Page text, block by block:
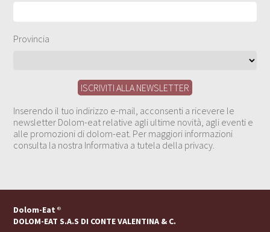
Provincia
Inserendo il tuo indirizzo e-mail, acconsenti a ricevere le
newsletter Dolom-eat relative agli ultime novità, agli eventi e
alle promozioni di dolom-eat. Per maggiori informazioni
consulta la nostra Informativa a tutela della privacy.
Dolom-Eat ®
DOLOM-EAT S.A.S DI CONTE VALENTINA & C.